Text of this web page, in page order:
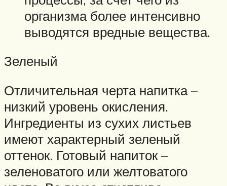
организма более интенсивно
выводятся вредные вещества.
Зеленый
Отличительная черта напитка –
низкий уровень окисления.
Ингредиенты из сухих листьев
имеют характерный зеленый
оттенок. Готовый напиток –
зеленоватого или желтоватого